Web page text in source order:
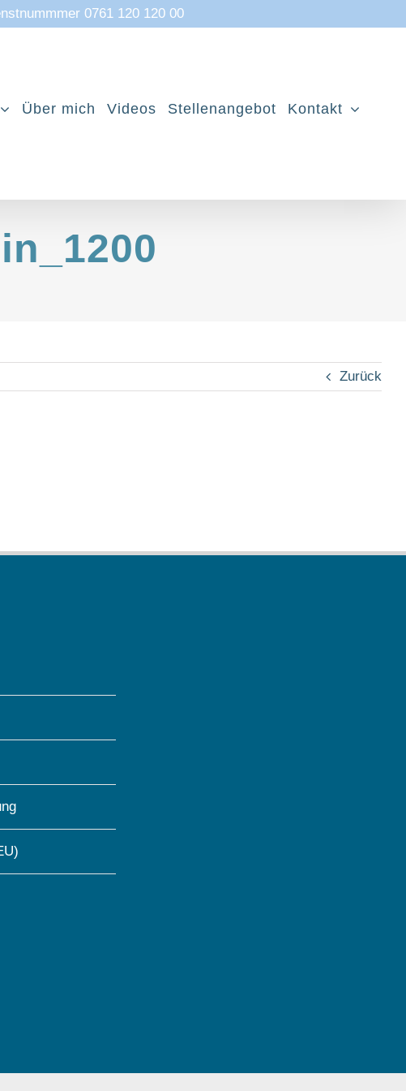
0761 120 120 00
Über mich Videos Stellenangebot Kontakt
Zurück